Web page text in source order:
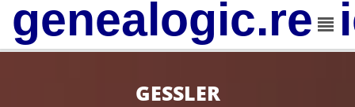
GESSLER